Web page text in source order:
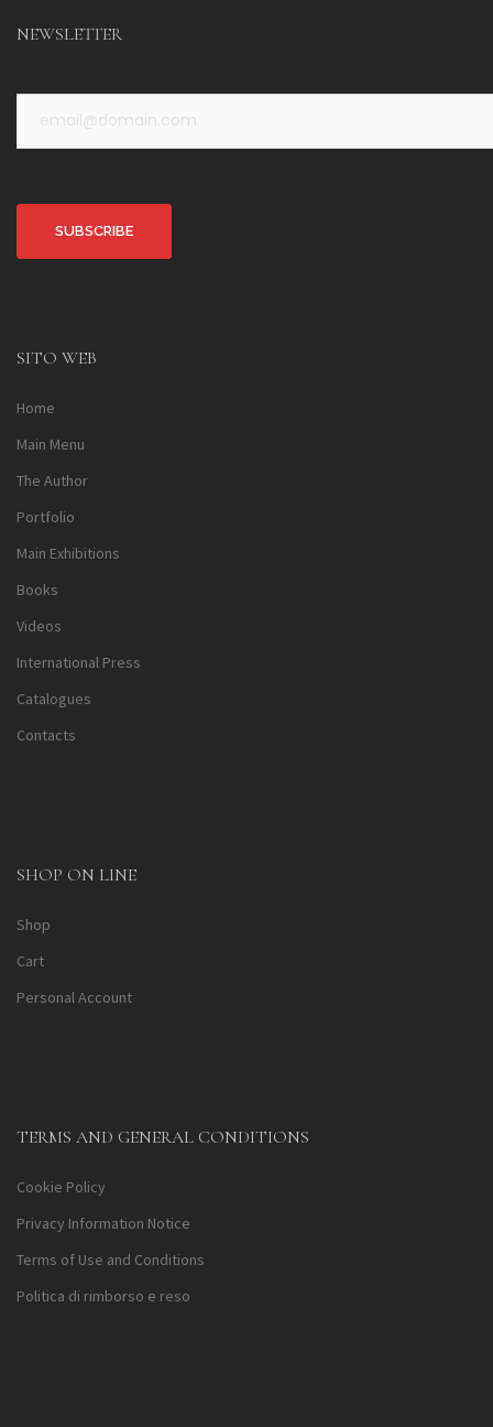
NEWSLETTER
SITO WEB
Home
Main Menu
The Author
Portfolio
Main Exhibitions
Books
Videos
International Press
Catalogues
Contacts
SHOP ON LINE
Shop
Cart
Personal Account
TERMS AND GENERAL CONDITIONS
Cookie Policy
Privacy Information Notice
Terms of Use and Conditions
Politica di rimborso e reso